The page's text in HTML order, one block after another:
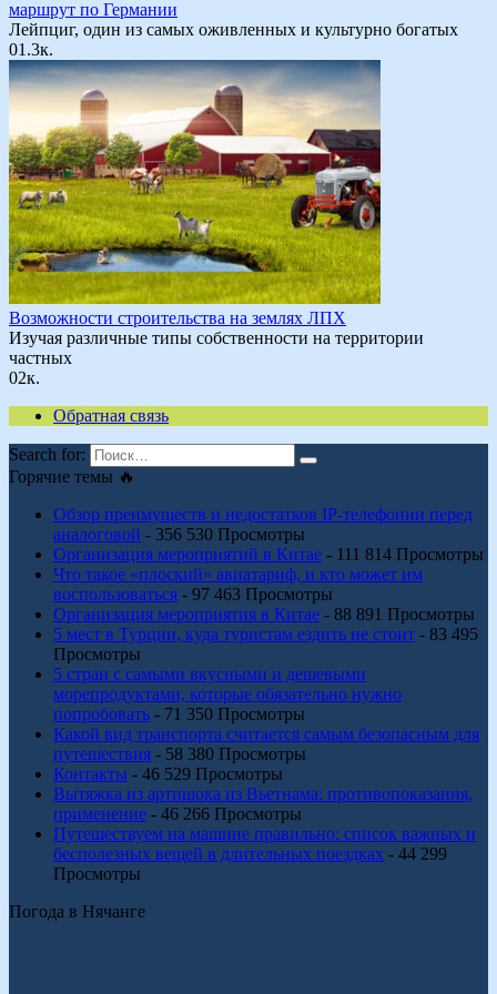
маршрут по Германии
Лейпциг, один из самых оживленных и культурно богатых
01.3к.
Возможности строительства на землях ЛПХ
Изучая различные типы собственности на территории
частных
02к.
Обратная связь
Search for:
Горячие темы 🔥
Обзор преимуществ и недостатков IP-телефонии перед
аналоговой - 356 530 Просмотры
Организация мероприятий в Китае - 111 814 Просмотры
Что такое «плоский» авиатариф, и кто может им
воспользоваться - 97 463 Просмотры
Организация мероприятия в Китае - 88 891 Просмотры
5 мест в Турции, куда туристам ездить не стоит - 83 495
Просмотры
5 стран с самыми вкусными и дешевыми
морепродуктами, которые обязательно нужно
попробовать - 71 350 Просмотры
Какой вид транспорта считается самым безопасным для
путешествия - 58 380 Просмотры
Контакты - 46 529 Просмотры
Вытяжка из артишока из Вьетнама: противопоказания,
применение - 46 266 Просмотры
Путешествуем на машине правильно: список важных и
бесполезных вещей в длительных поездках - 44 299
Просмотры
Погода в Нячанге